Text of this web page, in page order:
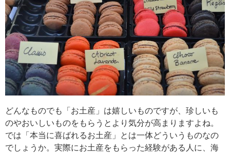
どんなものでも「お土産」は嬉しいものですが、珍しいも
のやおいしいものをもらうとより気分が高まりますよね。
では「本当に喜ばれるお土産」とは一体どういうものなの
でしょうか。実際にお土産をもらった経験がある人に、海